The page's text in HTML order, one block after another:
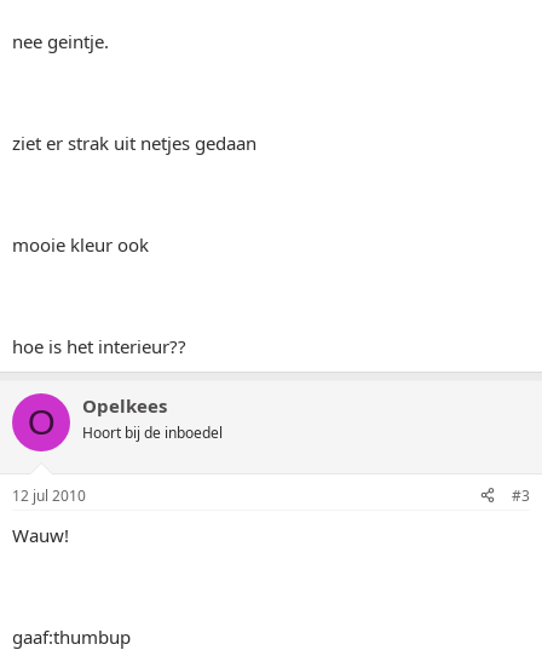
nee geintje.
ziet er strak uit netjes gedaan
mooie kleur ook
hoe is het interieur??
O Opelkees
Hoort bij de inboedel
12 jul 2010 #3
Wauw!
gaaf:thumbup